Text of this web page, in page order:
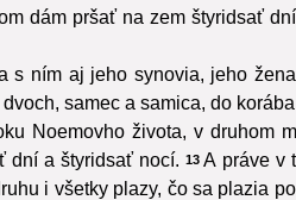
dám pršať na zem štyridsať
s ním aj jeho synovia, jeho
samec a samica, do
Noemovho života, v druhom
dní a štyridsať nocí. 13 A práve v
i všetky plazy, čo sa plazia